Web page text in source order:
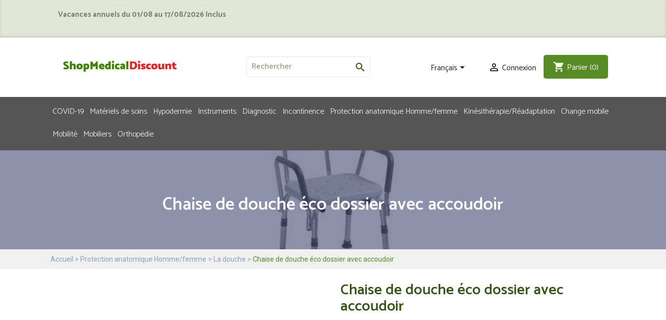
Vacances annuels du 01/08 au 17/08/2026 Inclus
 Français  Connexion shopping_cart Panier(0)
COVID-19 Matériels de soins Hypodermie Instruments Diagnostic Incontinence Protection anatomique Homme/femme Kinésithérapie/Réadaptation Change mobile
Mobilité Mobiliers Orthopédie
Chaise de douche éco dossier avec accoudoir
Accueil Protection anatomique Homme/femme La douche Chaise de douche éco dossier avec accoudoir
Chaise de douche éco dossier avec
accoudoir